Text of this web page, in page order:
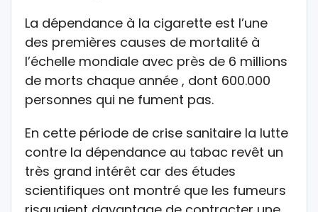
La dépendance à la cigarette est l’une
des premières causes de mortalité à
l’échelle mondiale avec près de 6 millions
de morts chaque année , dont 600.000
personnes qui ne fument pas.
En cette période de crise sanitaire la lutte
contre la dépendance au tabac revêt un
très grand intérêt car des études
scientifiques ont montré que les fumeurs